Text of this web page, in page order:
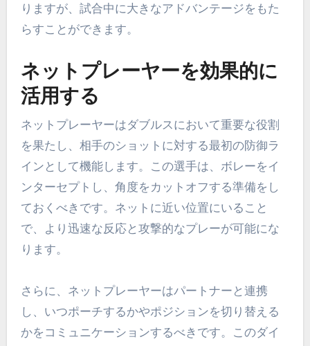
りますが、試合中に大きなアドバンテージをもた
らすことができます。
ネットプレーヤーを効果的に
活用する
ネットプレーヤーはダブルスにおいて重要な役割
を果たし、相手のショットに対する最初の防御ラ
インとして機能します。この選手は、ボレーをイ
ンターセプトし、角度をカットオフする準備をし
ておくべきです。ネットに近い位置にいること
で、より迅速な反応と攻撃的なプレーが可能にな
ります。
さらに、ネットプレーヤーはパートナーと連携
し、いつポーチするかやポジションを切り替える
かをコミュニケーションするべきです。このダイ